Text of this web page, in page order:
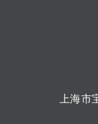
上海市